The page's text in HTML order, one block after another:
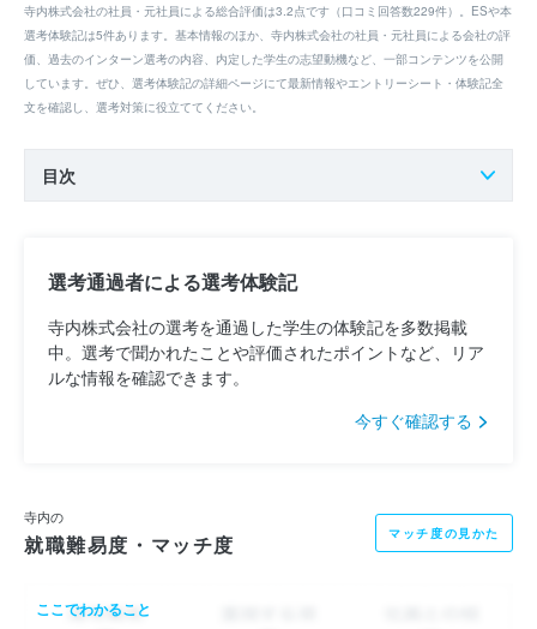
寺内株式会社の社員・元社員による総合評価は3.2点です（口コミ回答数229件）。ESや本
選考体験記は5件あります。基本情報のほか、寺内株式会社の社員・元社員による会社の評
価、過去のインターン選考の内容、内定した学生の志望動機など、一部コンテンツを公開
しています。ぜひ、選考体験記の詳細ページにて最新情報やエントリーシート・体験記全
文を確認し、選考対策に役立ててください。
目次
選考通過者による選考体験記
寺内株式会社の選考を通過した学生の体験記を多数掲載
中。選考で聞かれたことや評価されたポイントなど、リア
ルな情報を確認できます。
今すぐ確認する
寺内の
就職難易度・マッチ度 マッチ度の見かた
ここでわかること